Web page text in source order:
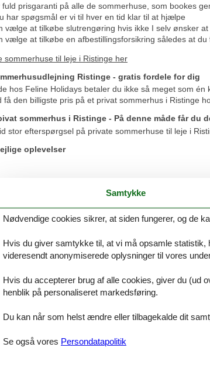
fuld prisgaranti på alle de sommerhuse, som bookes
har spøgsmål er vi til hver en tid klar til at hjælpe
vælge at tilkøbe slutrengøring hvis ikke I selv ønsker
vælge at tilkøbe en afbestillingsforsikring således at
sommerhuse til leje i Ristinge her
Ristinge - gratis fordele for dig
hos Feline Holidays betaler du ikke så meget som
få den billigste pris på et privat sommerhus i Ristinge
sommerhus i Ristinge - På denne måde får
stor efterspørgsel på private sommerhuse til leje i
oplevelser
naturområde med masser af dyreliv God
beliggenhed med mange stier, så det var muligt at gå
Ristinge Klint og nyd udsigten.
Ristinge med prisgaranti
fundet det privat sommerhus i Ristinge, som skal
være dækket af Felines prisgaranti. Det betyder
privat sommerhus i Ristinge til en pris, som er billigere
sjælden gang sker en fejl i vores overvågning af
enkelt på din konto.
Samtykke
Nødvendige cookies sikrer, at siden fungerer, og de
Hvis du giver samtykke til, at vi må opsamle
videresendt anonymiserede oplysninger til vores
Hvis du accepterer brug af alle cookies, giver du (ud
henblik på personaliseret markedsføring.
Du kan når som helst ændre eller tilbagekalde dit
Se også vores Persondatapolitik